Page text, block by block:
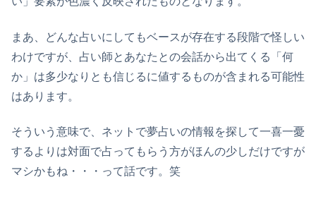
まあ、どんな占いにしてもベースが存在する段階で怪しい
わけですが、占い師とあなたとの会話から出てくる「何
か」は多少なりとも信じるに値するものが含まれる可能性
はあります。
そういう意味で、ネットで夢占いの情報を探して一喜一憂
するよりは対面で占ってもらう方がほんの少しだけですが
マシかもね・・・って話です。笑